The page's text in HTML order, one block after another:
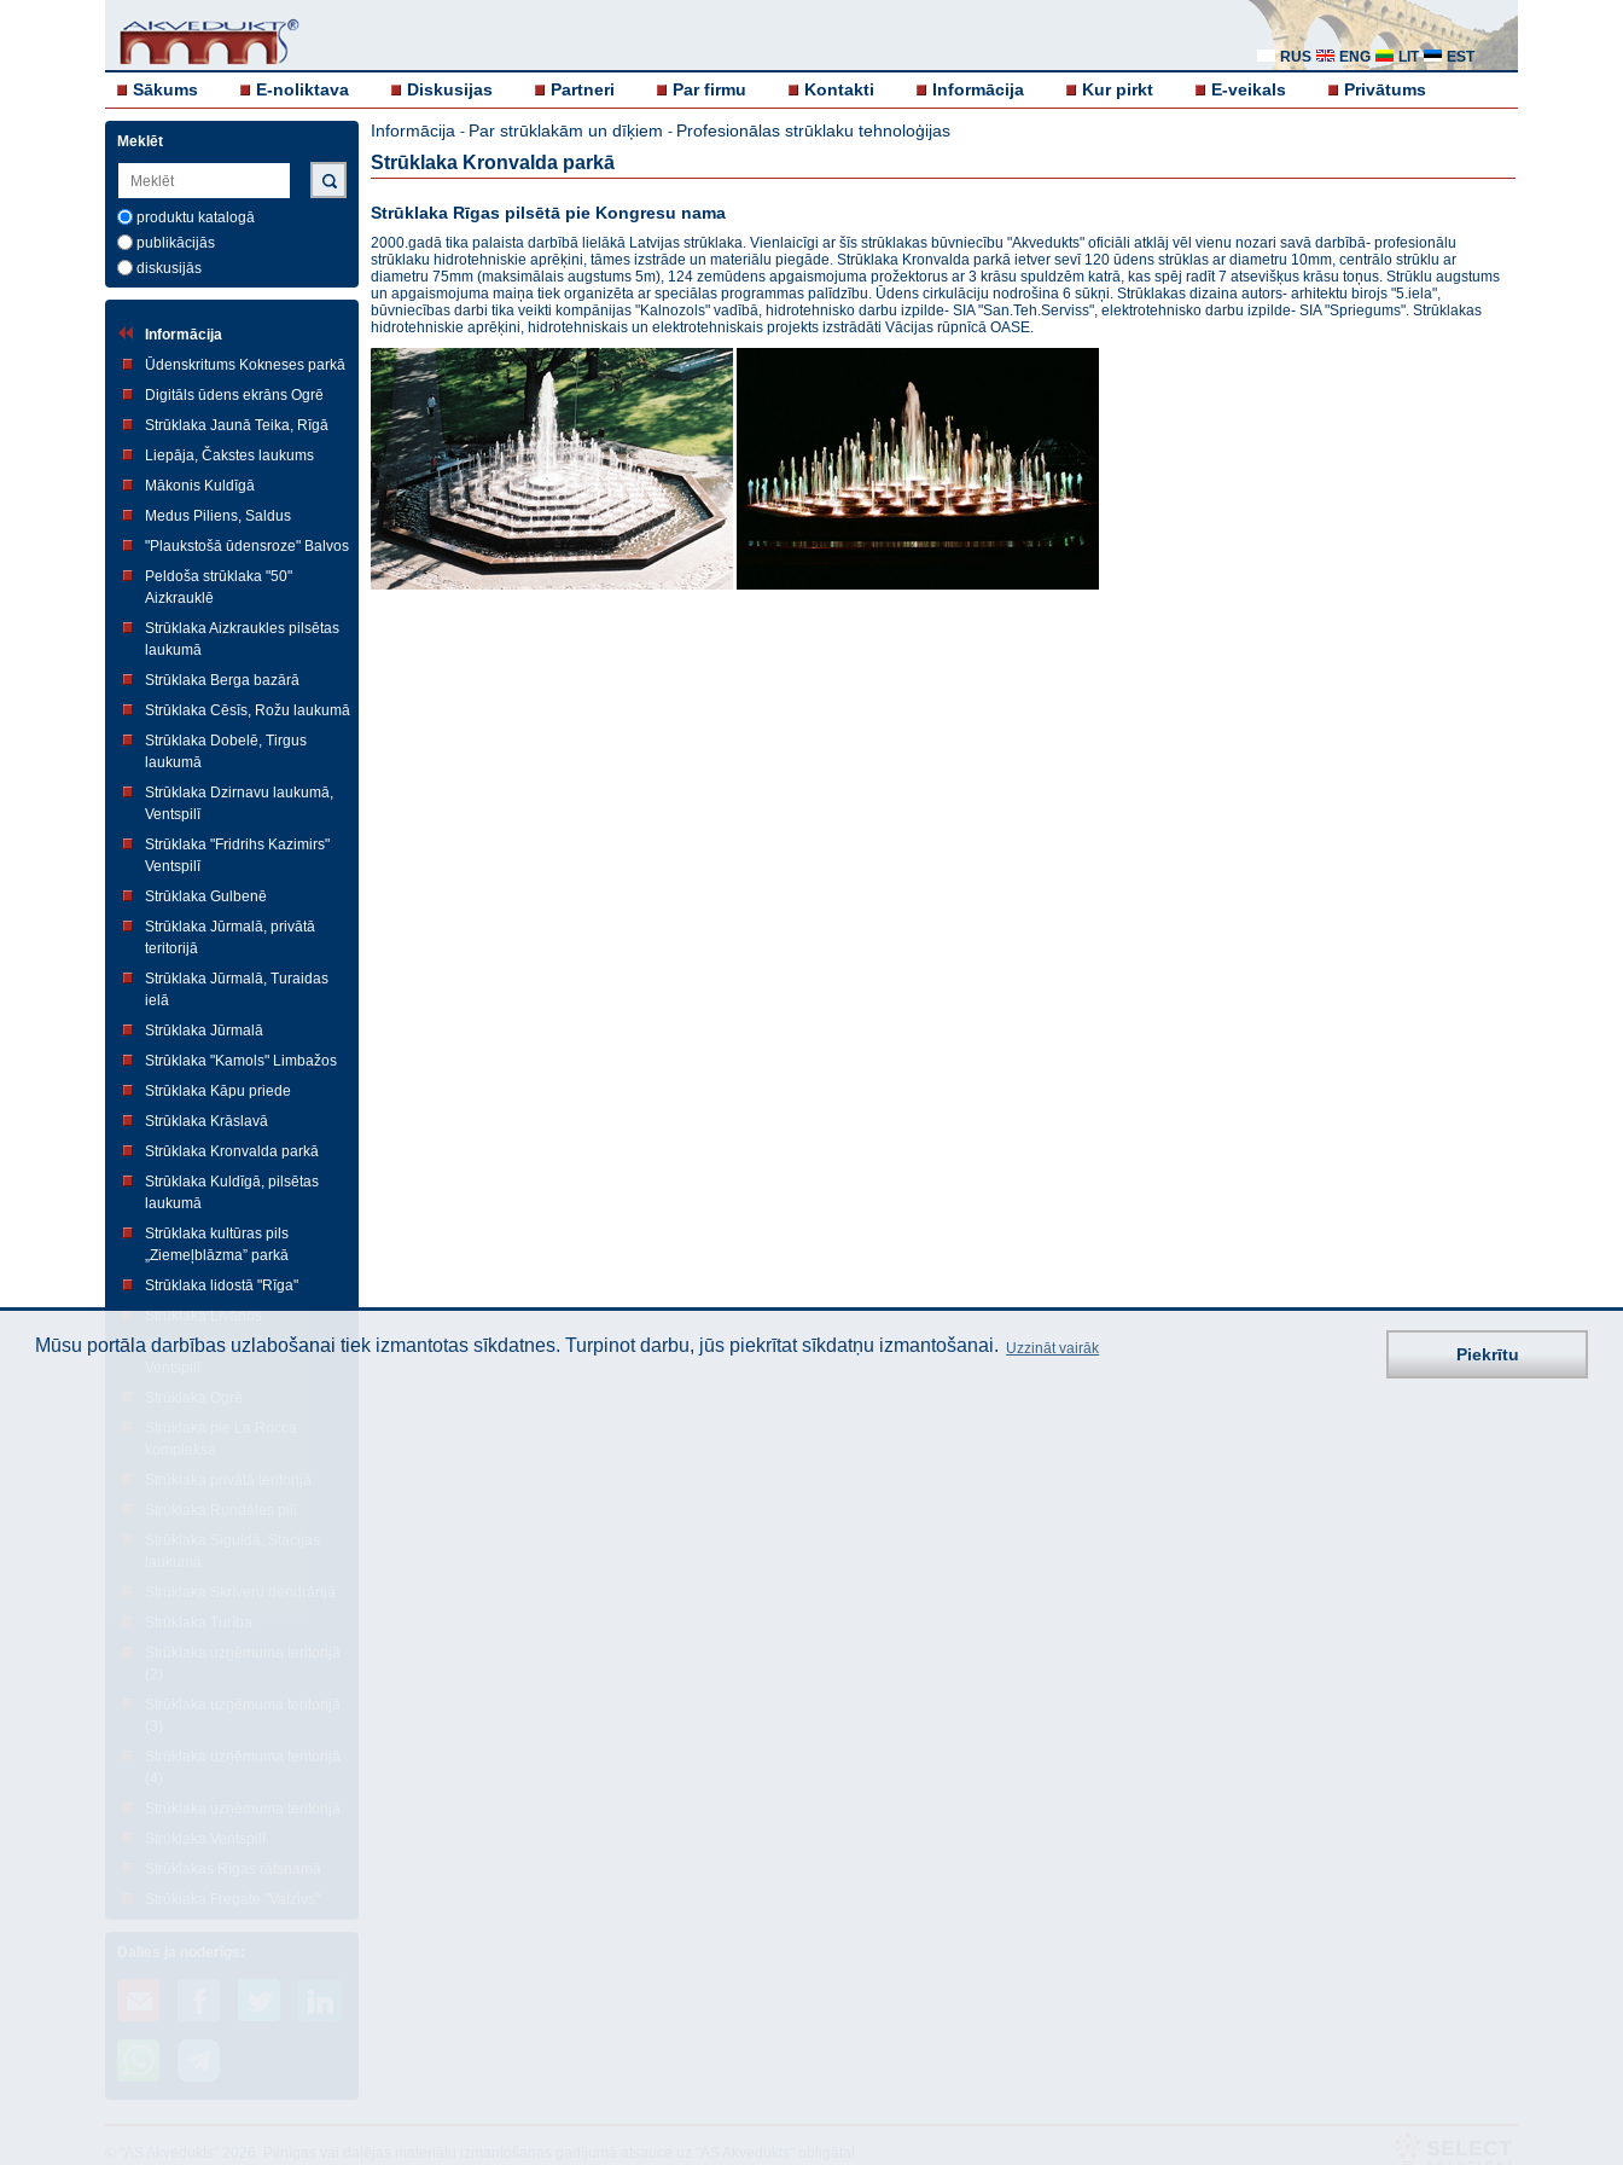
RUS ENG LIT EST
Sākums E-noliktava Diskusijas Partneri Par firmu Kontakti Informācija Kur pirkt E-veikals Privātums
Meklēt
produktu katalogā
publikācijās
diskusijās
Informācija
Ūdenskritums Kokneses parkā
Digitāls ūdens ekrāns Ogrē
Strūklaka Jaunā Teika, Rīgā
Liepāja, Čakstes laukums
Mākonis Kuldīgā
Medus Piliens, Saldus
"Plaukstošā ūdensroze" Balvos
Peldoša strūklaka "50"
Aizkrauklē
Strūklaka Aizkraukles pilsētas
laukumā
Strūklaka Berga bazārā
Strūklaka Cēsīs, Rožu laukumā
Strūklaka Dobelē, Tirgus
laukumā
Strūklaka Dzirnavu laukumā,
Ventspilī
Strūklaka "Fridrihs Kazimirs"
Ventspilī
Strūklaka Gulbenē
Strūklaka Jūrmalā, privātā
teritorijā
Strūklaka Jūrmalā, Turaidas
ielā
Strūklaka Jūrmalā
Strūklaka "Kamols" Limbažos
Strūklaka Kāpu priede
Strūklaka Krāslavā
Strūklaka Kronvalda parkā
Strūklaka Kuldīgā, pilsētas
laukumā
Strūklaka kultūras pils
„Ziemeļblāzma” parkā
Strūklaka lidostā "Rīga"
Strūklaka Līvānos
Strūklaka "Luīze Šarlote"
Informācija - Par strūklakām un dīķiem - Profesionālas strūklaku tehnoloģijas
Strūklaka Kronvalda parkā
Strūklaka Rīgas pilsētā pie Kongresu nama
2000.gadā tika palaista darbībā lielākā Latvijas strūklaka. Vienlaicīgi ar šīs strūklakas būvniecību "Akvedukts" oficiāli atklāj vēl vienu nozari savā darbībā- profesionālu
strūklaku hidrotehniskie aprēķini, tāmes izstrāde un materiālu piegāde. Strūklaka Kronvalda parkā ietver sevī 120 ūdens strūklas ar diametru 10mm, centrālo strūklu ar
diametru 75mm (maksimālais augstums 5m), 124 zemūdens apgaismojuma prožektorus ar 3 krāsu spuldzēm katrā, kas spēj radīt 7 atsevišķus krāsu toņus. Strūklu augstums
un apgaismojuma maiņa tiek organizēta ar speciālas programmas palīdzību. Ūdens cirkulāciju nodrošina 6 sūkņi. Strūklakas dizaina autors- arhitektu birojs "5.iela",
būvniecības darbi tika veikti kompānijas "Kalnozols" vadībā, hidrotehnisko darbu izpilde- SIA "San.Teh.Serviss", elektrotehnisko darbu izpilde- SIA "Spriegums". Strūklakas
hidrotehniskie aprēķini, hidrotehniskais un elektrotehniskais projekts izstrādāti Vācijas rūpnīcā OASE.
Mūsu portāla darbības uzlabošanai tiek izmantotas sīkdatnes. Turpinot darbu, jūs piekrītat sīkdatņu izmantošanai. Uzzināt vairāk Piekrītu